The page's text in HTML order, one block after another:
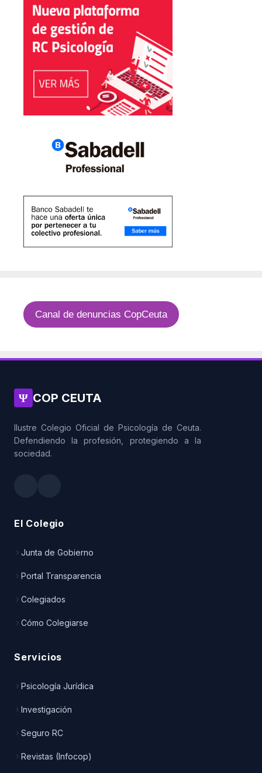
Canal de denuncias CopCeuta
Ψ COP CEUTA
Ilustre Colegio Oficial de Psicología de Ceuta.
Defendiendo la profesión, protegiendo a la
sociedad.
El Colegio
Junta de Gobierno
Portal Transparencia
Colegiados
Cómo Colegiarse
Servicios
Psicología Jurídica
Investigación
Seguro RC
Revistas (Infocop)